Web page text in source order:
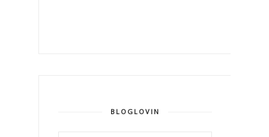
BLOGLOVIN